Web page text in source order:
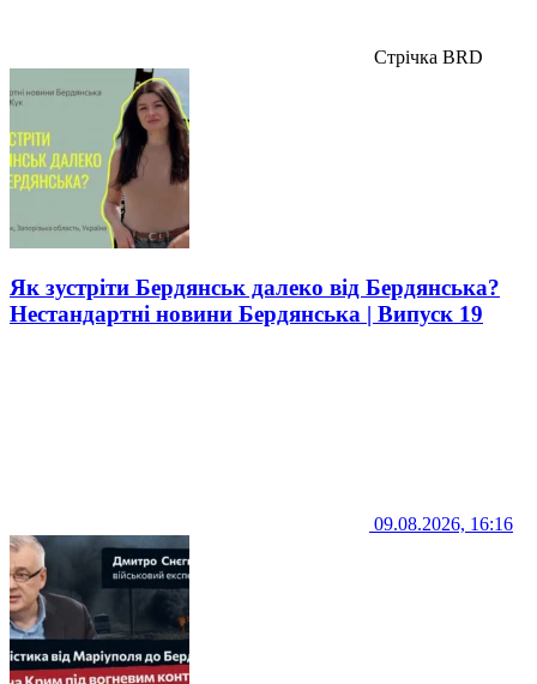
Стрічка BRD
Як зустріти Бердянськ далеко від Бердянська?
Нестандартні новини Бердянська | Випуск 19
09.08.2026, 16:16